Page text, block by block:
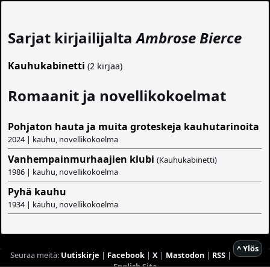
Sarjat kirjailijaltaAmbrose Bierce
Kauhukabinetti (2 kirjaa)
Romaanit ja novellikokoelmat
Pohjaton hauta ja muita groteskeja kauhutarinoita
2024 | kauhu, novellikokoelma
Vanhempainmurhaajien klubi (Kauhukabinetti)
1986 | kauhu, novellikokoelma
Pyhä kauhu
1934 | kauhu, novellikokoelma
^ Ylös
Seuraa meitä: Uutiskirje | Facebook| X| Mastodon| RSS|